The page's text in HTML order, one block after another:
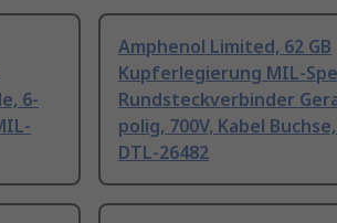
6-
Amphenol Limited, 62 GB
Kupferlegierung MIL-
Rundsteckverbinder
polig, 700V, Kabel
DTL-26482